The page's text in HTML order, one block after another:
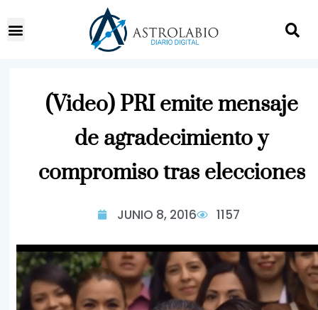
(Video) PRI emite mensaje
de agradecimiento y
compromiso tras elecciones
JUNIO 8, 2016 1157